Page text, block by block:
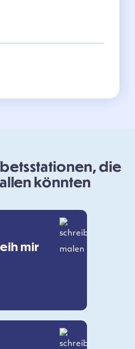
die
könnten
mir